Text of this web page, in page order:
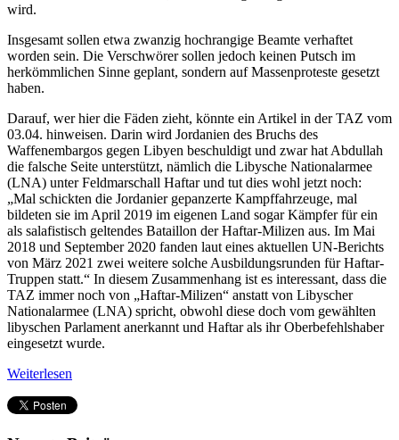
wird.
Insgesamt sollen etwa zwanzig hochrangige Beamte verhaftet
worden sein. Die Verschwörer sollen jedoch keinen Putsch im
herkömmlichen Sinne geplant, sondern auf Massenproteste gesetzt
haben.
Darauf, wer hier die Fäden zieht, könnte ein Artikel in der TAZ vom
03.04. hinweisen. Darin wird Jordanien des Bruchs des
Waffenembargos gegen Libyen beschuldigt und zwar hat Abdullah
die falsche Seite unterstützt, nämlich die Libysche Nationalarmee
(LNA) unter Feldmarschall Haftar und tut dies wohl jetzt noch:
„Mal schickten die Jordanier gepanzerte Kampffahrzeuge, mal
bildeten sie im April 2019 im eigenen Land sogar Kämpfer für ein
als salafistisch geltendes Bataillon der Haftar-Milizen aus. Im Mai
2018 und September 2020 fanden laut eines aktuellen UN-Berichts
von März 2021 zwei weitere solche Ausbildungsrunden für Haftar-
Truppen statt.“ In diesem Zusammenhang ist es interessant, dass die
TAZ immer noch von „Haftar-Milizen“ anstatt von Libyscher
Nationalarmee (LNA) spricht, obwohl diese doch vom gewählten
libyschen Parlament anerkannt und Haftar als ihr Oberbefehlshaber
eingesetzt wurde.
Weiterlesen